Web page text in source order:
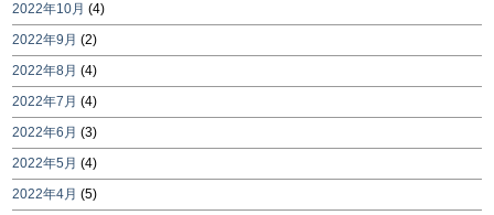
2022年10月 (4)
2022年9月 (2)
2022年8月 (4)
2022年7月 (4)
2022年6月 (3)
2022年5月 (4)
2022年4月 (5)